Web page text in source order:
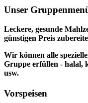
Unser
Leckere, gesunde
günstigen Preis
Wir können alle
Gruppe erfüllen - halal,
usw.
Vorspeisen